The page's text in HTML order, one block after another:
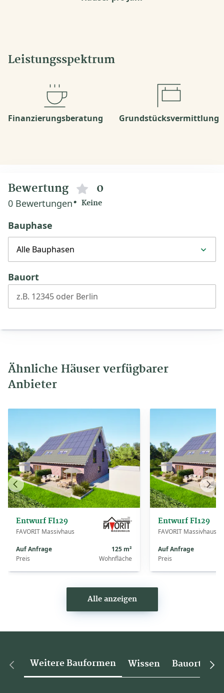
Leistungsspektrum
Finanzierungsberatung Grundstücksvermittlung
Bewertung 0
0 Bewertungen Keine
Bauphase
Alle Bauphasen
Bauort
z.B. 12345 oder Berlin
Ähnliche Häuser verfügbarer
Anbieter
Entwurf FI129
FAVORIT Massivhaus
Auf Anfrage
Preis
125 m²
Wohnfläche
Entwurf FI129
FAVORIT Massivhaus
Auf Anfrage
Preis
Vorheriges
Haus
Haus
Alle anzeigen
Weitere Bauformen Wissen Bauorte